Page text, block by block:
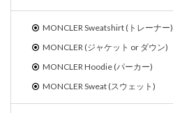
MONCLER Sweatshirt (トレーナー)
MONCLER (ジャケット or ダウン)
MONCLER Hoodie (パーカー)
MONCLER Sweat (スウェット)